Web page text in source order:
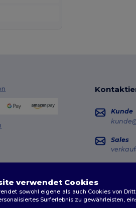
Kunde
Sales
verwendet Cookies
sowohl eigene als auch Cookies von
Surferlebnis zu gewährleisten,